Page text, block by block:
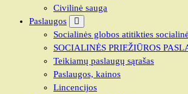
Civilinė sauga
Paslaugos
Socialinės globos atitikties
SOCIALINĖS PRIEŽIŪROS
Teikiamų paslaugų sąrašas
Paslaugos, kainos
Lincencijos